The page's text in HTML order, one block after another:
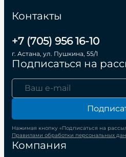
Компания
Контакты
+7 (705) 956 16-10
г. Астана, ул. Пушкина, 55/1
Подписаться на
Нажимая кнопку «Подписаться на
Правилами обработки персональных